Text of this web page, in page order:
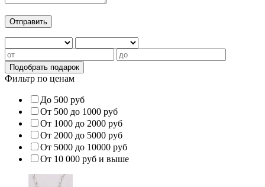
Фильтр по ценам
До 500 руб
От 500 до 1000 руб
От 1000 до 2000 руб
От 2000 до 5000 руб
От 5000 до 10000 руб
От 10 000 руб и выше